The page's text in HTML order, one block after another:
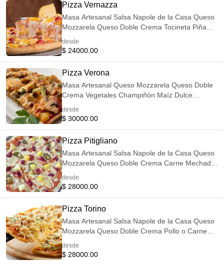
Pizza Vernazza
Masa Artesanal Salsa Napole de la Casa Queso
Mozzarela Queso Doble Crema Tocineta Piña
desde
$ 24000.00
Pizza Verona
Masa Artesanal Queso Mozzarela Queso Doble
Crema Vegetales Champiñón Maíz Dulce
desde
$ 30000.00
Pizza Pitigliano
Masa Artesanal Salsa Napole de la Casa Queso
Mozzarela Queso Doble Crema Carne Mechada
desde
$ 28000.00
Pizza Torino
Masa Artesanal Salsa Napole de la Casa Queso
Mozzarela Queso Doble Crema Pollo o Carne
desde
$ 28000.00